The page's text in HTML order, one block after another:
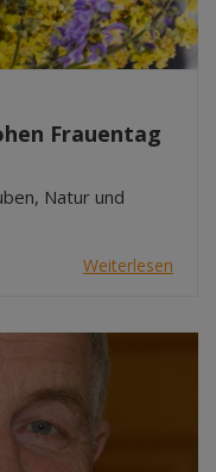
Frauentag
Natur und
Weiterlesen